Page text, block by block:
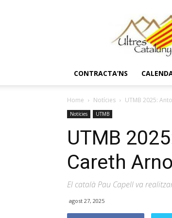
CONTRACTA’NS
Home Notícies UTMB 2025:
Notícies UTMB
UTMB
Careth
El català Pau Capell va
agost 27, 2025